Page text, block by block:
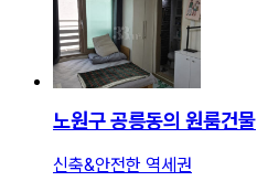
노원구 공릉동의 원룸건물
신축&안전한 역세권